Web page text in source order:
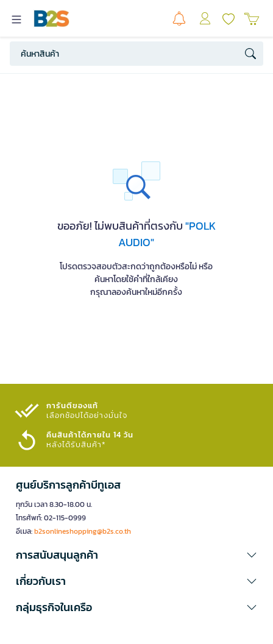
ขออภัย! ไม่พบสินค้าที่ตรงกับ"POLK
AUDIO"
โปรดตรวจสอบตัวสะกดว่าถูกต้องหรือไม่ หรือ
ค้นหาโดยใช้คำที่ใกล้เคียง
กรุณาลองค้นหาใหม่อีกครั้ง
การันตีของแท้
เลือกช้อปได้อย่างมั่นใจ​
คืนสินค้าได้ภายใน 14 วัน
หลังได้รับสินค้า*
ศูนย์บริการลูกค้าบีทูเอส
ทุกวัน เวลา 8.30-18.00 น.
โทรศัพท์: 02-115-0999
อีเมล:b2sonlineshopping@b2s.co.th
การสนับสนุนลูกค้า
เกี่ยวกับเรา
กลุ่มธุรกิจในเครือ